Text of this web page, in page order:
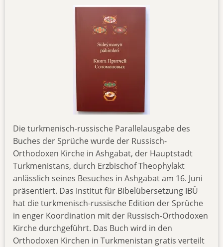
Die turkmenisch-russische Parallelausgabe des
Buches der Sprüche wurde der Russisch-
Orthodoxen Kirche in Ashgabat, der Hauptstadt
Turkmenistans, durch Erzbischof Theophylakt
anlässlich seines Besuches in Ashgabat am 16. Juni
präsentiert. Das Institut für Bibelübersetzung IBÜ
hat die turkmenisch-russische Edition der Sprüche
in enger Koordination mit der Russisch-Orthodoxen
Kirche durchgeführt. Das Buch wird in den
Orthodoxen Kirchen in Turkmenistan gratis verteilt